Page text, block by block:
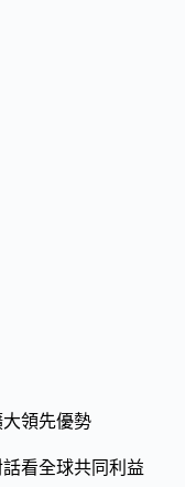
領先優勢
看全球共同利益